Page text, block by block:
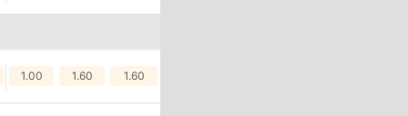
1.00 1.60 1.60